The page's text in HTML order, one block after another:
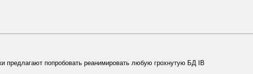
предлагают попробовать реанимировать любую грохнутую БД IB